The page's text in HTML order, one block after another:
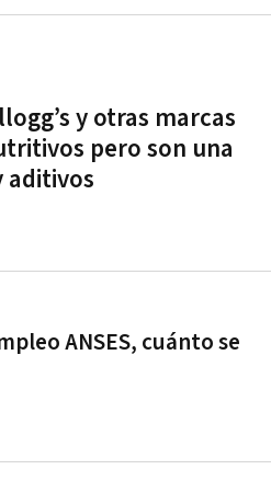
y otras marcas
pero son una
aditivos
ANSES, cuánto se